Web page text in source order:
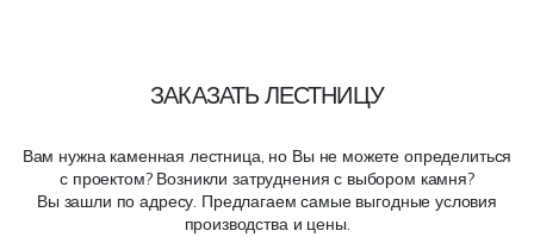
ЗАКАЗАТЬ ЛЕСТНИЦУ
Вам нужна каменная лестница, но Вы не можете определиться
с проектом? Возникли затруднения с выбором камня?
Вы зашли по адресу. Предлагаем самые выгодные условия
производства и цены.